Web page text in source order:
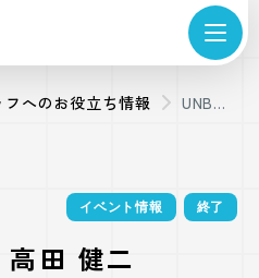
フへのお役立ち情報
UNBOUND
イベント情報 終了
田 健二